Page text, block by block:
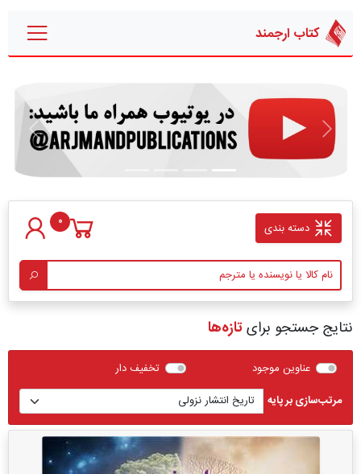
کتاب ارجمند
قبلی بعدی
دسته بندی 0
نتایج جستجو برایتازه‌ها
عناوین موجود
تخفیف دار
مرتب‌سازی بر پایه